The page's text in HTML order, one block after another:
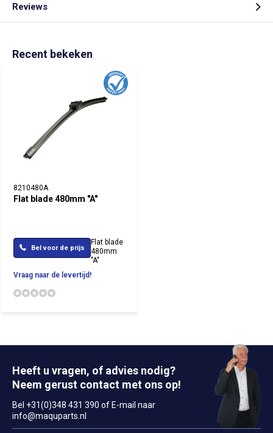
Reviews
Recent bekeken
8210480A
Flat blade 480mm "A"
Bel voor de prijs
Flat blade
480mm
"A"
Vraag naar de levertijd!
Heeft u vragen, of advies nodig?
Neem gerust contact met ons op!
Bel +31(0)348 431 390 of E-mail naar
info@maquparts.nl